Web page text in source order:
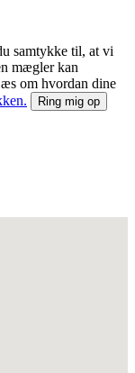
samtykke til, at vi
mægler kan
om hvordan dine
Ring mig op